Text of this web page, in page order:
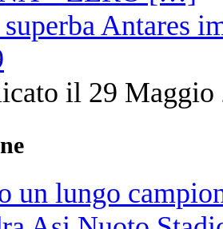
superba Antares
il 29 Maggio